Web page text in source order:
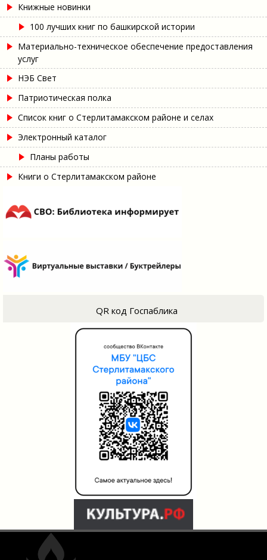
Книжные новинки
100 лучших книг по башкирской истории
Материально-техническое обеспечение предоставления
услуг
НЭБ Свет
Патриотическая полка
Список книг о Стерлитамакском районе и селах
Электронный каталог
Планы работы
Книги о Стерлитамакском районе
QR код Госпаблика